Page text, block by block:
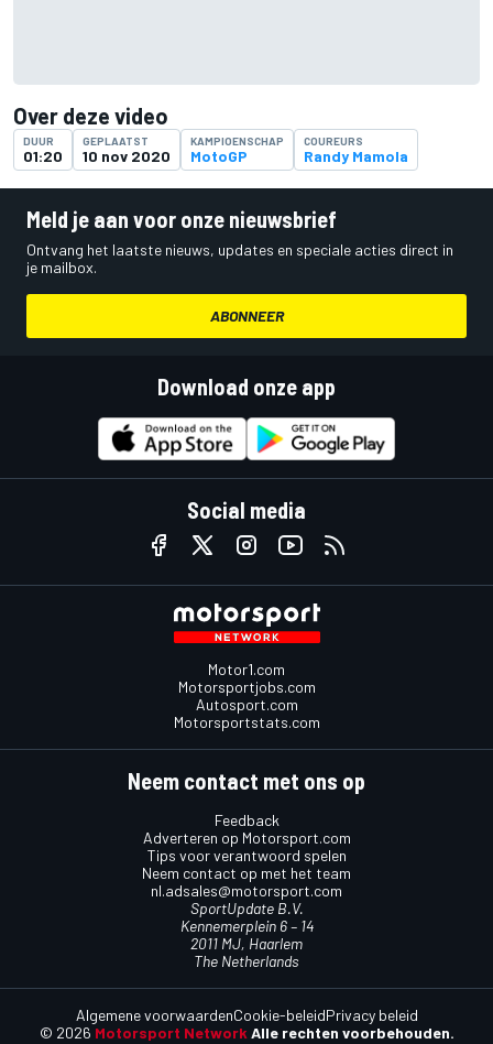
Over deze video
DUUR
01:20
GEPLAATST
10 nov 2020
KAMPIOENSCHAP
MotoGP
COUREURS
Randy Mamola
Meld je aan voor onze nieuwsbrief
Ontvang het laatste nieuws, updates en speciale acties direct in
je mailbox.
ABONNEER
Download onze app
Social media
Motor1.com
Motorsportjobs.com
Autosport.com
Motorsportstats.com
Neem contact met ons op
Feedback
Adverteren op Motorsport.com
Tips voor verantwoord spelen
Neem contact op met het team
nl.adsales@motorsport.com
SportUpdate B.V.
Kennemerplein 6 – 14
2011 MJ, Haarlem
The Netherlands
© 2026 Motorsport Network Alle rechten voorbehouden.
Algemene voorwaardenCookie-beleidPrivacy beleid